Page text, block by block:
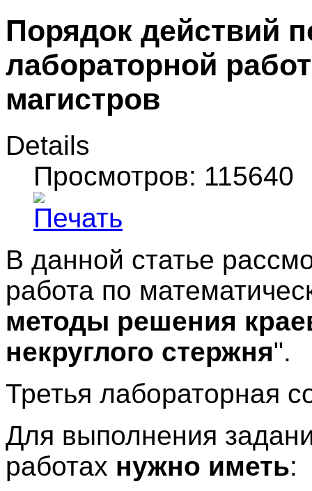
Порядок действий
лабораторной
магистров
Details
Просмотров: 115640
В данной статье
работа по
методы решения
некруглого стержня".
Третья лабораторная
Для выполнения
работах нужно иметь: